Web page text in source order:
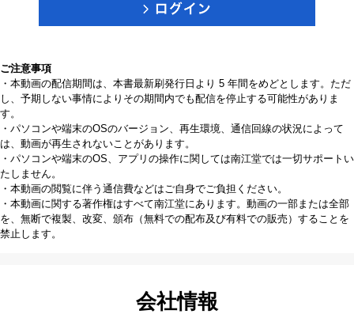
ご注意事項
・本動画の配信期間は、本書最新刷発行日より 5 年間をめどとします。ただ
し、予期しない事情によりその期間内でも配信を停止する可能性がありま
す。
・パソコンや端末のOSのバージョン、再生環境、通信回線の状況によって
は、動画が再生されないことがあります。
・パソコンや端末のOS、アプリの操作に関しては南江堂では一切サポートい
たしません。
・本動画の閲覧に伴う通信費などはご自身でご負担ください。
・本動画に関する著作権はすべて南江堂にあります。動画の一部または全部
を、無断で複製、改変、頒布（無料での配布及び有料での販売）することを
禁止します。
会社情報